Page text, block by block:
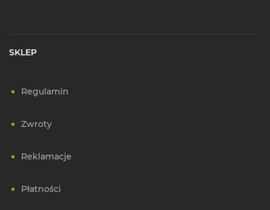
SKLEP
Regulamin
Zwroty
Reklamacje
Płatności